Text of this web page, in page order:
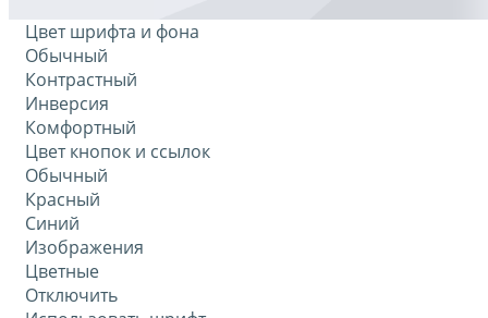
Цвет шрифта и фона
Обычный
Контрастный
Инверсия
Комфортный
Цвет кнопок и ссылок
Обычный
Красный
Синий
Изображения
Цветные
Отключить